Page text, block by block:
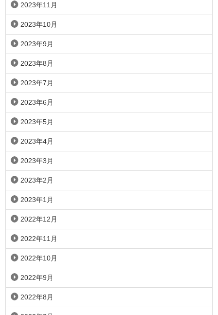
2023年11月
2023年10月
2023年9月
2023年8月
2023年7月
2023年6月
2023年5月
2023年4月
2023年3月
2023年2月
2023年1月
2022年12月
2022年11月
2022年10月
2022年9月
2022年8月